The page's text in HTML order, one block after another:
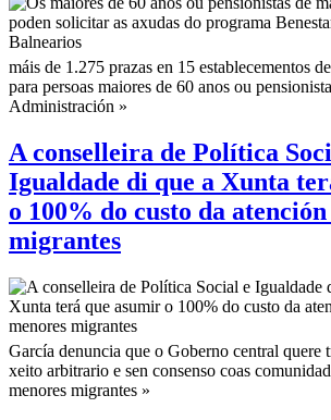
máis de 1.275 prazas en 15 establecementos
para persoas maiores de 60 anos ou
Administración »
A conselleira de Política
Igualdade di que a Xunta
o 100% do custo da
migrantes
García denuncia que o Goberno central quere
xeito arbitrario e sen consenso coas
menores migrantes »